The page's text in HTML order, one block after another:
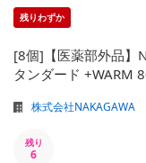
残りわずか
[8個]【医薬部外品】
タンダード +WARM
株式会社NAKAGAWA
残り
6